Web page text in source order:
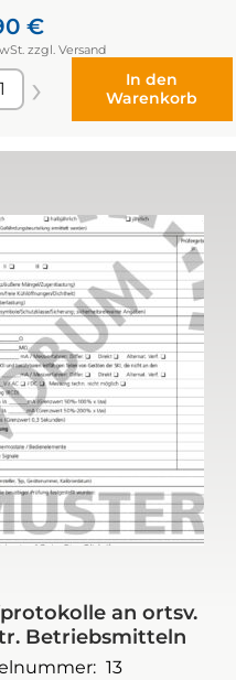
€
In den
Warenkorb
an ortsv.
Betriebsmitteln
13